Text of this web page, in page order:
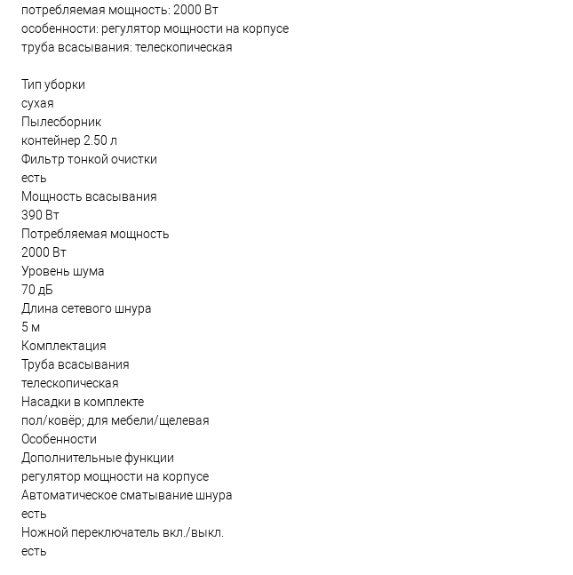
потребляемая мощность: 2000 Вт
особенности: регулятор мощности на корпусе
труба всасывания: телескопическая
Тип уборки
сухая
Пылесборник
контейнер 2.50 л
Фильтр тонкой очистки
есть
Мощность всасывания
390 Вт
Потребляемая мощность
2000 Вт
Уровень шума
70 дБ
Длина сетевого шнура
5 м
Комплектация
Труба всасывания
телескопическая
Насадки в комплекте
пол/ковёр; для мебели/щелевая
Особенности
Дополнительные функции
регулятор мощности на корпусе
Автоматическое сматывание шнура
есть
Ножной переключатель вкл./выкл.
есть